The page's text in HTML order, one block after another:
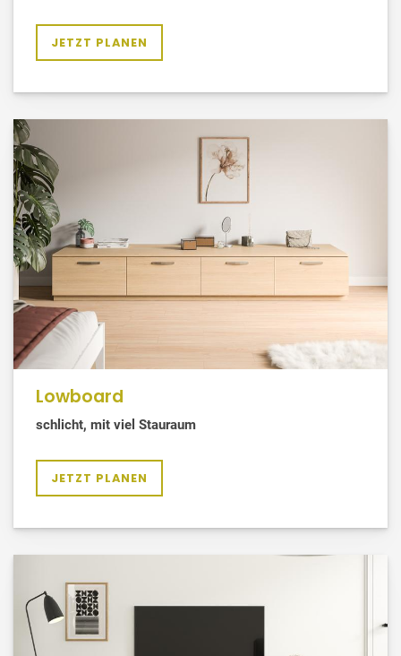
JETZT PLANEN
Lowboard
schlicht, mit viel Stauraum
JETZT PLANEN